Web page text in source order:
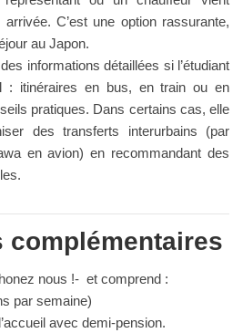
C’est une option rassurante,
au Japon.
informations détaillées si l’étudiant
: itinéraires en bus, en train ou en
pratiques. Dans certains cas, elle
des transferts interurbains (par
en avion) en recommandant des
complémentaires
nous !- et comprend :
par semaine)
avec demi-pension.